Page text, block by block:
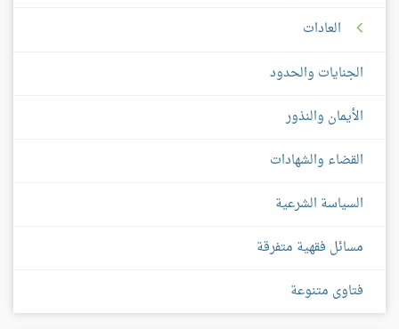
العادات
الجنايات والحدود
الأيمان والنذور
القضاء والشهادات
السياسة الشرعية
مسائل فقهية متفرقة
فتاوى متنوعة